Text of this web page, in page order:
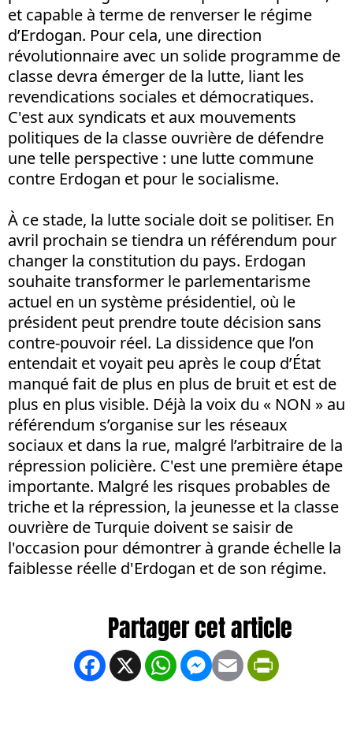
et capable à terme de renverser le régime
d’Erdogan. Pour cela, une direction
révolutionnaire avec un solide programme de
classe devra émerger de la lutte, liant les
revendications sociales et démocratiques.
C'est aux syndicats et aux mouvements
politiques de la classe ouvrière de défendre
une telle perspective : une lutte commune
contre Erdogan et pour le socialisme.
À ce stade, la lutte sociale doit se politiser. En
avril prochain se tiendra un référendum pour
changer la constitution du pays. Erdogan
souhaite transformer le parlementarisme
actuel en un système présidentiel, où le
président peut prendre toute décision sans
contre-pouvoir réel. La dissidence que l’on
entendait et voyait peu après le coup d’État
manqué fait de plus en plus de bruit et est de
plus en plus visible. Déjà la voix du « NON » au
référendum s’organise sur les réseaux
sociaux et dans la rue, malgré l’arbitraire de la
répression policière. C'est une première étape
importante. Malgré les risques probables de
triche et la répression, la jeunesse et la classe
ouvrière de Turquie doivent se saisir de
l'occasion pour démontrer à grande échelle la
faiblesse réelle d'Erdogan et de son régime.
Facebook
X WhatsApp
Messenger
Email